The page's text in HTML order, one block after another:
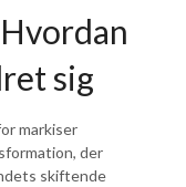
sig
markiser
der
skiftende